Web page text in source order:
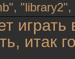
играть
итак